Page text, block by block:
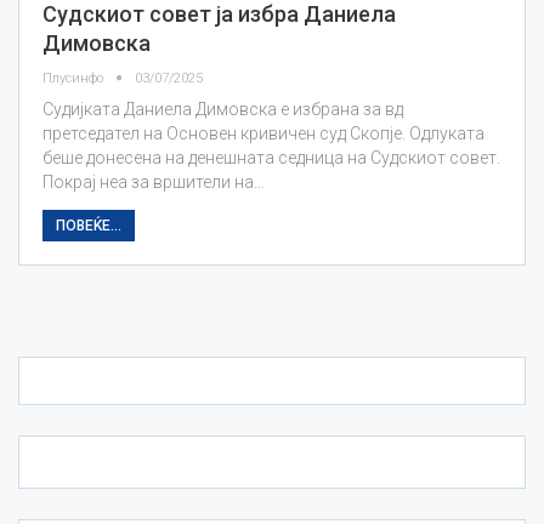
Судскиот совет ја избра Даниела
Димовска
Плусинфо 03/07/2025
Судијката Даниела Димовска е избрана за вд
претседател на Основен кривичен суд Скопје. Одлуката
беше донесена на денешната седница на Судскиот совет.
Покрај неа за вршители на…
ПОВЕЌЕ...